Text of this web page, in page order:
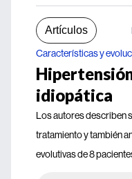
Artículos
Características y
idiopática
Los autores describen
tratamiento y también
evolutivas de 8